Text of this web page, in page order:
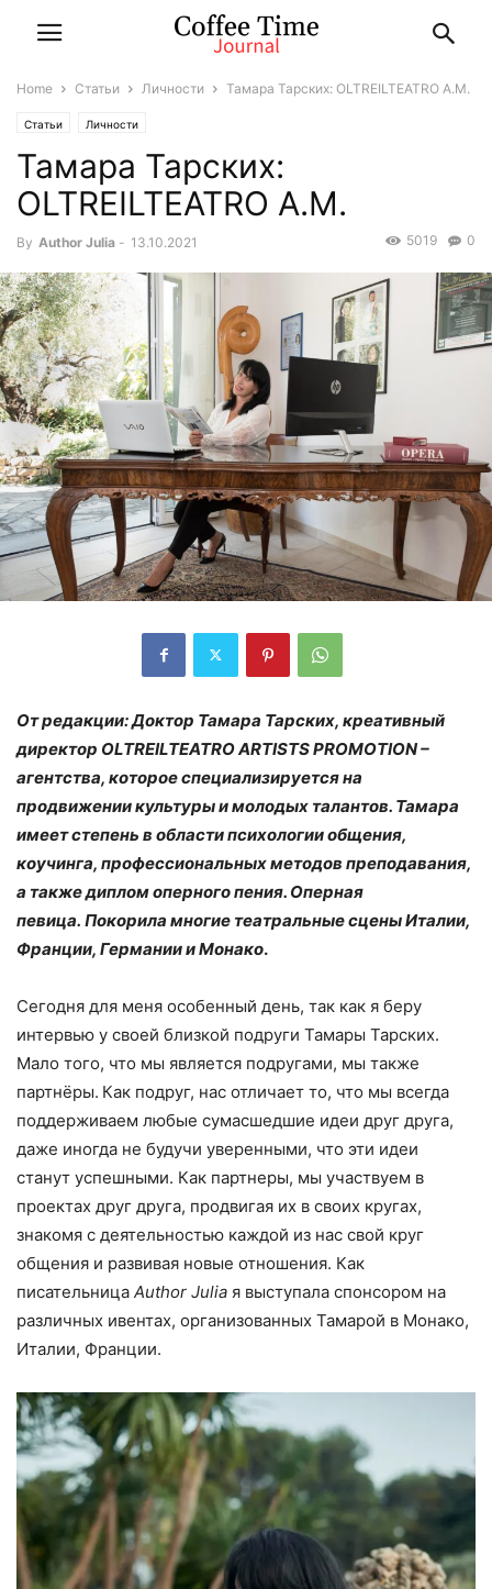
Home Статьи Личности Тамара Тарских: OLTREILTEATRO A.M.
Статьи Личности
Тамара Тарских:
OLTREILTEATRO A.M.
By Author Julia - 13.10.2021 0
5019
От редакции:Доктор Тамара Тарских, креативный
директор OLTREILTEATRO ARTISTS PROMOTION –
агентства, которое специализируется на
продвижении культуры и молодых талантов. Тамара
имеет степень в области психологии общения,
коучинга, профессиональных методов преподавания,
а также диплом оперного пения. Оперная
певица. Покорила многие театральные сцены Италии,
Франции, Германии и Монако.
Сегодня для меня особенный день, так как я беру
интервью у своей близкой подруги Тамары Тарских.
Мало того, что мы является подругами, мы также
партнёры. Как подруг, нас отличает то, что мы всегда
поддерживаем любые сумасшедшие идеи друг друга,
даже иногда не будучи уверенными, что эти идеи
станут успешными. Как партнеры, мы участвуем в
проектах друг друга, продвигая их в своих кругах,
знакомя с деятельностью каждой из нас свой круг
общения и развивая новые отношения. Как
писательница Author Julia я выступала спонсором на
различных ивентах, организованных Тамарой в Монако,
Италии, Франции.